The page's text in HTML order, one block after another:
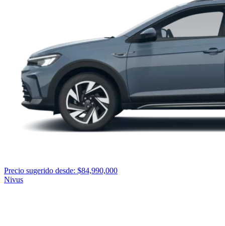
Precio sugerido desde: $84,990,000
Nivus